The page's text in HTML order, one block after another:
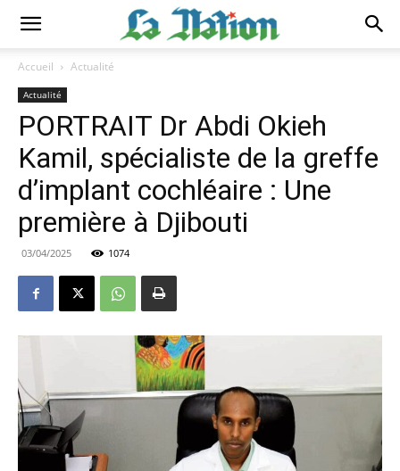
Accueil Actualité
Actualité
PORTRAIT Dr Abdi Okieh
Kamil, spécialiste de la greffe
d’implant cochléaire : Une
première à Djibouti
03/04/2025 1074